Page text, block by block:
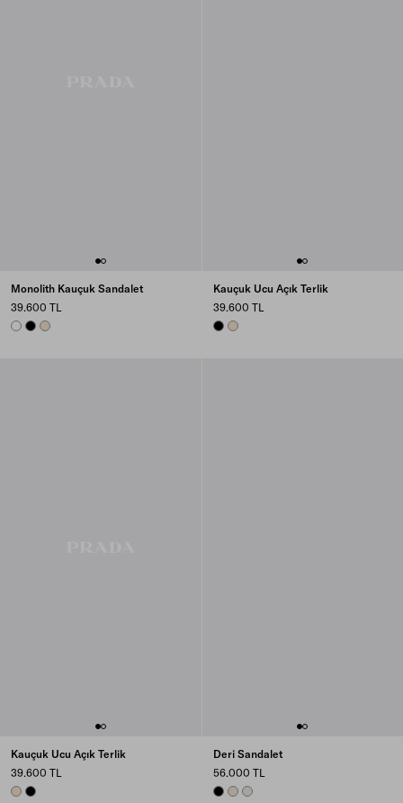
Monolith Kauçuk Sandalet
39.600 TL
WHITEBLACKIVORY
Kauçuk Ucu Açık Terlik
39.600 TL
BLACKIVORY
Kauçuk Ucu Açık Terlik
39.600 TL
IVORYBLACK
Deri Sandalet
56.000 TL
BLACKNATURAL
CHALK WHITE